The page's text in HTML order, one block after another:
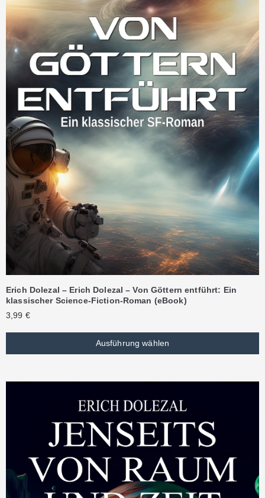
Erich Dolezal – Erich Dolezal – Von Göttern entführt: Ein
klassischer Science-Fiction-Roman (eBook)
3,99 €
Ausführung wählen